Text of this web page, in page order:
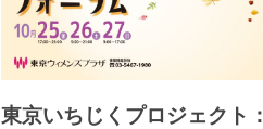
東京いちじくプロジェクト：